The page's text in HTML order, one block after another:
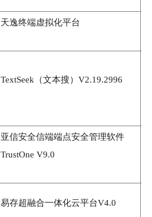
天逸终端虚拟化平台
TextSeek（文本搜）V2.19.2996
亚信安全信端端点安全管理软件
TrustOne V9.0
易存超融合一体化云平台V4.0